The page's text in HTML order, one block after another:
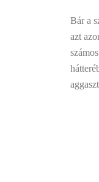
Bár a
azt